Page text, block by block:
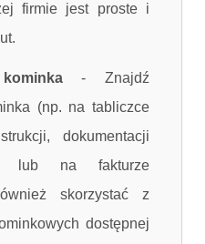
firmie jest proste i
- Znajdź
(np. na tabliczce
dokumentacji
lub na fakturze
skorzystać z
dostępnej